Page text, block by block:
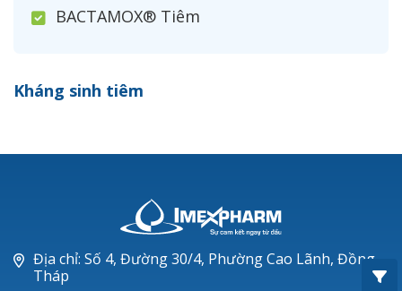
BACTAMOX® Tiêm
Ceftizoxim®
Piperacillin
Ticarlinat®
Kháng sinh tiêm
Địa chỉ: Số 4, Đường 30/4, Phường Cao Lãnh, Đồng
Tháp